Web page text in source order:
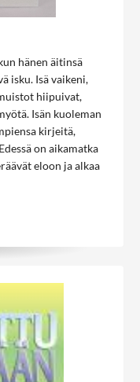
hänen äitinsä
isku. Isä vaikeni,
hiipuivat,
Isän kuoleman
kirjeitä,
on aikamatka
eloon ja alkaa
voiko äidin löytää